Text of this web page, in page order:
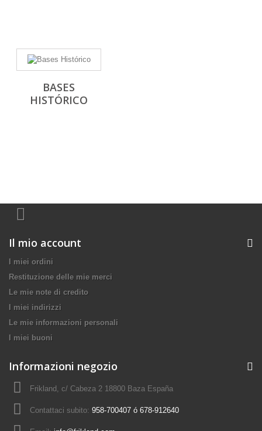
BASES
HISTÓRICO
Il mio account
I miei ordini
Restituzione delle mie merci
Le mie note di credito
I miei indirizzi
Le mie informazioni personali
I miei buoni
Informazioni negozio
Frikland, c/ Cabeza 2 18800 Baza España
Contattaci subito: 958-700407 ó 678-912640